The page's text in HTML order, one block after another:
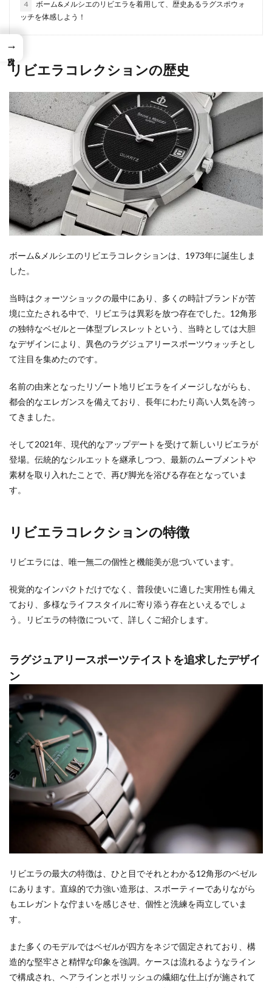
4
ボーム&メルシエのリビエラを着用して、歴史あるラグスポウォ
ッチを体感しよう！
リビエラコレクションの歴史
ボーム&メルシエのリビエラコレクションは、1973年に誕生しま
した。
当時はクォーツショックの最中にあり、多くの時計ブランドが苦
境に立たされる中で、リビエラは異彩を放つ存在でした。12角形
の独特なベゼルと一体型ブレスレットという、当時としては大胆
なデザインにより、異色のラグジュアリースポーツウォッチとし
て注目を集めたのです。
名前の由来となったリゾート地リビエラをイメージしながらも、
都会的なエレガンスを備えており、長年にわたり高い人気を誇っ
てきました。
そして2021年、現代的なアップデートを受けて新しいリビエラが
登場。伝統的なシルエットを継承しつつ、最新のムーブメントや
素材を取り入れたことで、再び脚光を浴びる存在となっていま
す。
リビエラコレクションの特徴
リビエラには、唯一無二の個性と機能美が息づいています。
視覚的なインパクトだけでなく、普段使いに適した実用性も備え
ており、多様なライフスタイルに寄り添う存在といえるでしょ
う。リビエラの特徴について、詳しくご紹介します。
ラグジュアリースポーツテイストを追求したデザイ
ン
リビエラの最大の特徴は、ひと目でそれとわかる12角形のベゼル
にあります。直線的で力強い造形は、スポーティーでありながら
もエレガントな佇まいを感じさせ、個性と洗練を両立していま
す。
また多くのモデルではベゼルが四方をネジで固定されており、構
造的な堅牢さと精悍な印象を強調。ケースは流れるようなライン
で構成され、ヘアラインとポリッシュの繊細な仕上げが施されて
→